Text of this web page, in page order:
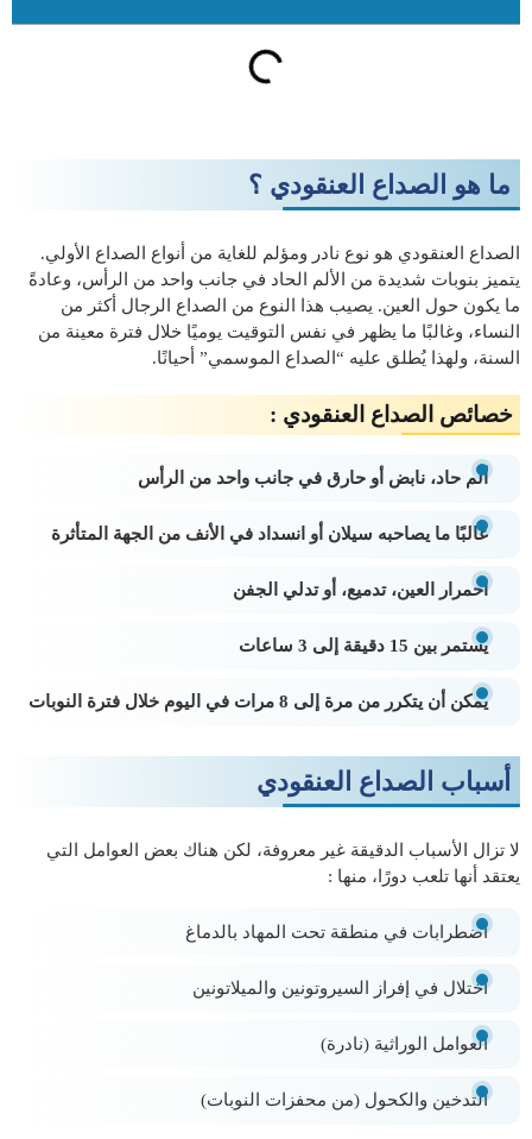
ما هو الصداع العنقودي ؟
الصداع العنقودي هو نوع نادر ومؤلم للغاية من أنواع الصداع الأولي.
يتميز بنوبات شديدة من الألم الحاد في جانب واحد من الرأس، وعادةً
ما يكون حول العين. يصيب هذا النوع من الصداع الرجال أكثر من
النساء، وغالبًا ما يظهر في نفس التوقيت يوميًا خلال فترة معينة من
السنة، ولهذا يُطلق عليه “الصداع الموسمي” أحيانًا.
خصائص الصداع العنقودي :
ألم حاد، نابض أو حارق في جانب واحد من الرأس
غالبًا ما يصاحبه سيلان أو انسداد في الأنف من الجهة المتأثرة
احمرار العين، تدميع، أو تدلي الجفن
يستمر بين 15 دقيقة إلى 3 ساعات
يمكن أن يتكرر من مرة إلى 8 مرات في اليوم خلال فترة النوبات
أسباب الصداع العنقودي
لا تزال الأسباب الدقيقة غير معروفة، لكن هناك بعض العوامل التي
يعتقد أنها تلعب دورًا، منها :
اضطرابات في منطقة تحت المهاد بالدماغ
اختلال في إفراز السيروتونين والميلاتونين
العوامل الوراثية (نادرة)
التدخين والكحول (من محفزات النوبات)